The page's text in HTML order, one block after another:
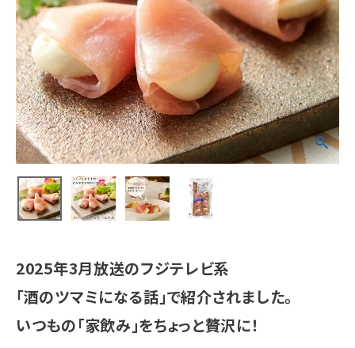
2025年3月放送のフジテレビ系
「酒のツマミになる話」で紹介されました。
いつもの「家飲み」をちょっと贅沢に！